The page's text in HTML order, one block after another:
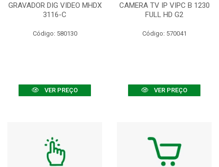
GRAVADOR DIG VIDEO MHDX
3116-C
Código: 580130
VER PREÇO
CAMERA TV IP VIPC B 1230
FULL HD G2
Código: 570041
VER PREÇO